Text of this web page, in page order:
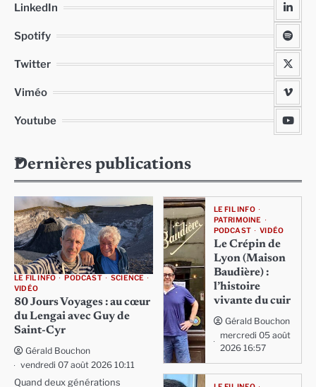
LinkedIn
Spotify
Twitter
Viméo
Youtube
Dernières publications
LE FIL INFO PODCAST
SCIENCE
VIDÉO
80 Jours Voyages : au cœur
du Lengai avec Guy de
Saint-Cyr
Gérald Bouchon
vendredi 07 août 2026 10:11
Quand deux générations
LE FIL INFO
PATRIMOINE
PODCAST
VIDÉO
Le Crépin de
Lyon (Maison
Baudière) :
l’histoire
vivante du cuir
Gérald Bouchon
mercredi 05 août
2026 16:57